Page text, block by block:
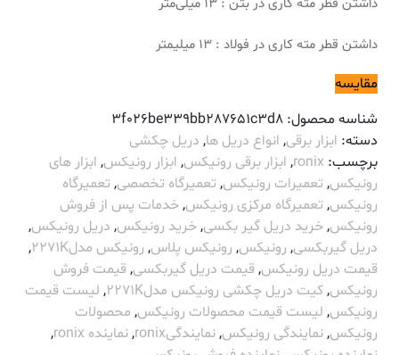
داشتن قطر مته کاری در بتن : 13 میلی‌متر
داشتن قطر مته کاری در فولاد : 13 میلیمتر
مقایسه
شناسه محصول: 3f026be339bb287651c3d8
دسته: ابزار برقی, انواع دریل ها, دریل چکشی
برچسب: ronix
, ابزار برقی رونیکس, ابزار رونیکس, ابزار های
رونیکس, تعمیرات رونیکس, تعمیرگاه تخصصی, تعمیرگاه
رونیکس, تعمیرگاه مرکزی رونیکس,خدمات پس از فروش
رونیکس,خرید دریل گیر بکسی,خرید رونیکس, دریل رونیکس,
دریل گیربکسی, رونیکس, رونیکس پلاس, رونیکس مدل2271K
,
قیمت دریل رونیکس, قیمت دریل گیربکسی, قیمت فروش
رونیکس,کیت دریل چکشی رونیکس مدل2271K , لیست قیمت
رونیکس, لیست قیمت محصولات رونیکس, محصولات
رونیکس,نمایندگی رونیکس,نمایندگیronix ,نماینده ronix
,